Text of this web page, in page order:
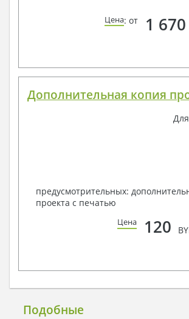
Цена: от 1 670
Дополнительная копия
Для
предусмотрительных:
проекта с печатью
Цена 120
Подобные